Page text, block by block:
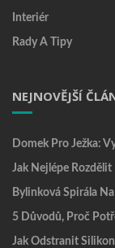
Interiér
Rady A Tipy
NEJNOVĚJŠÍ
Domek Pro Ježka:
Jak Nejlépe
Bylinková Spirála
5 Důvodů, Proč
Jak Odstranit